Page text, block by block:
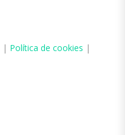
| Política de cookies |